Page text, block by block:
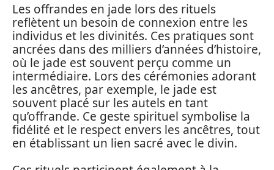
Les offrandes en jade lors des rituels
reflètent un besoin de connexion entre les
individus et les divinités. Ces pratiques sont
ancrées dans des milliers d’années d’histoire,
où le jade est souvent perçu comme un
intermédiaire. Lors des cérémonies adorant
les ancêtres, par exemple, le jade est
souvent placé sur les autels en tant
qu’offrande. Ce geste spirituel symbolise la
fidélité et le respect envers les ancêtres, tout
en établissant un lien sacré avec le divin.